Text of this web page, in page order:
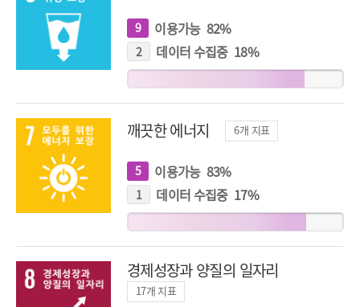
9개
지
표
이용가능 82%
2개
지
표
데이터 수집중 18%
깨끗한 에너지 6개 지표
5개
지
이용가능 83%
1개
지
표
데이터 수집중 17%
경제성장과 양질의 일자리
17개 지표